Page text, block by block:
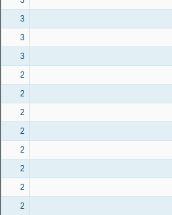
3
3
3
2
2
2
2
2
2
2
2